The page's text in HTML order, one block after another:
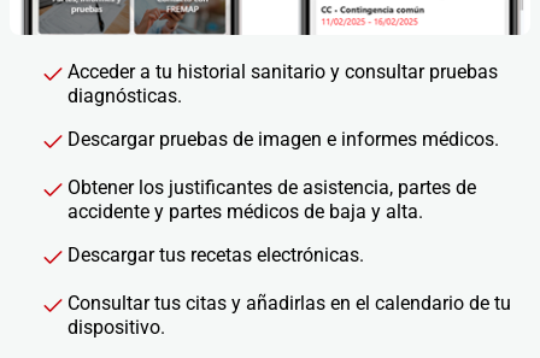
Acceder a tu historial sanitario y consultar pruebas
diagnósticas.
Descargar pruebas de imagen e informes médicos.
Obtener los justificantes de asistencia, partes de
accidente y partes médicos de baja y alta.
Descargar tus recetas electrónicas.
Consultar tus citas y añadirlas en el calendario de tu
dispositivo.